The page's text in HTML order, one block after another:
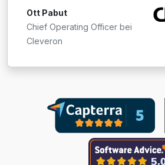
Ott Pabut
Chief Operating Officer bei
Cleveron